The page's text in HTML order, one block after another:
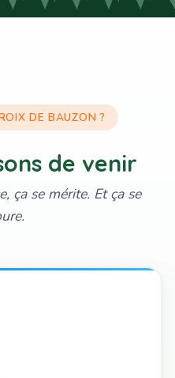
DE BAUZON ?
de venir
ça se mérite. Et ça se